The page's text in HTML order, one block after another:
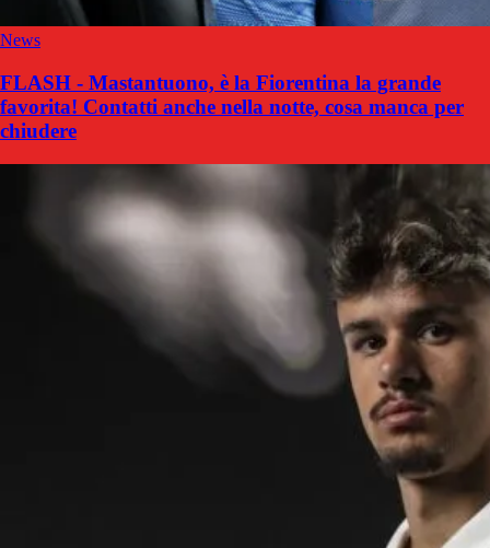
News
FLASH - Mastantuono, è la Fiorentina la grande
favorita! Contatti anche nella notte, cosa manca per
chiudere